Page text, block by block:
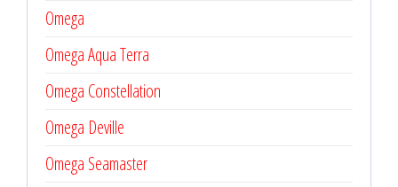
Omega
Omega Aqua Terra
Omega Constellation
Omega Deville
Omega Seamaster